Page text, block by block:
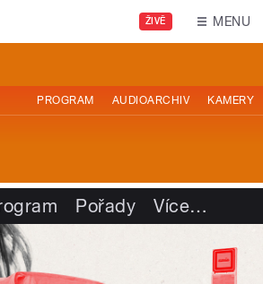
ŽIVĚ MENU
PROGRAM AUDIOARCHIV KAMERY
Pořady Více…